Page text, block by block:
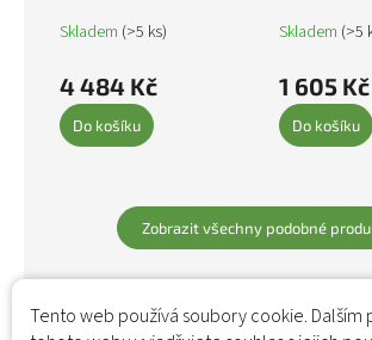
Tento web používá soubory cookie. Dalším
Skladem (>5 ks)
4 484 Kč
Do košíku
Skladem (>5
1 605 Kč
Do košíku
Zobrazit všechny podobné